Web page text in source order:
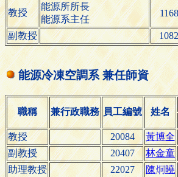
教授
能源所所長
能源系主任
副教授
能源冷凍空調系 兼任師資
職稱 兼行政職務 員工編號 姓名
教授
20084 黃博全
副教授
20407 林金童
助理教授
22027 陳曉